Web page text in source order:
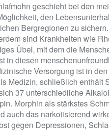
geschieht bei den
den
Bergregionen zu
sind Krankheiten wie
Übel, mit dem die
in diesen
Versorgung ist in
Medizin, schließlich enthält
37 unterschiedliche
Morphin als stärkstes
auch das narkotisierend
gegen Depressionen,